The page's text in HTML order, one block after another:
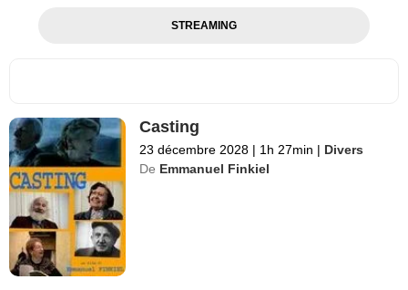
STREAMING
Casting
23 décembre 2028 | 1h 27min | Divers
De Emmanuel Finkiel